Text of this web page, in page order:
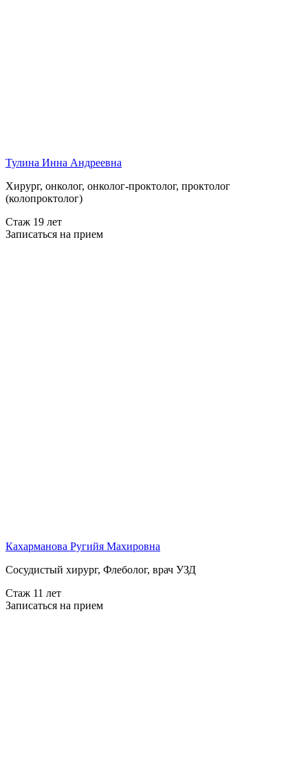
Тулина Инна Андреевна
Хирург, онколог, онколог-проктолог, проктолог
(колопроктолог)
Стаж 19 лет
Записаться на прием
Кахарманова Ругийя Махировна
Сосудистый хирург, Флеболог, врач УЗД
Стаж 11 лет
Записаться на прием